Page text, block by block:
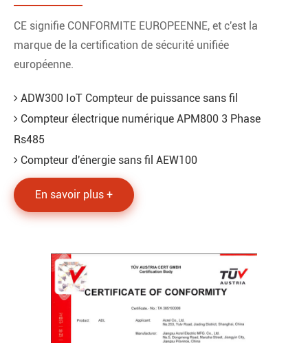
CE signifie CONFORMITE EUROPEENNE, et c'est la
marque de la certification de sécurité unifiée
européenne.
ADW300 IoT Compteur de puissance sans fil
Compteur électrique numérique APM800 3 Phase
Rs485
Compteur d'énergie sans fil AEW100
En savoir plus +